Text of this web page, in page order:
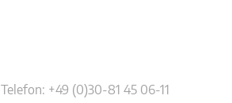
Telefon: +49 (0)30-81 45 06-11